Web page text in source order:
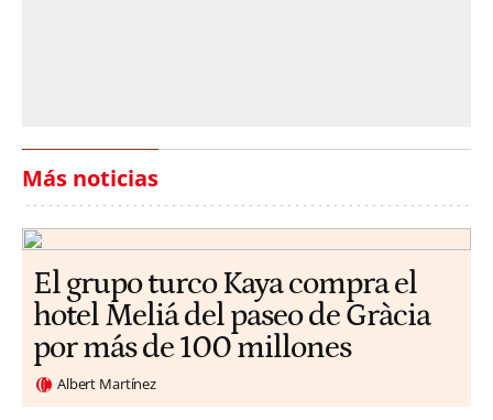
Más noticias
El grupo turco Kaya compra el
hotel Meliá del paseo de Gràcia
por más de 100 millones
Albert Martínez